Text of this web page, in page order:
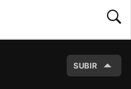
SUBIR